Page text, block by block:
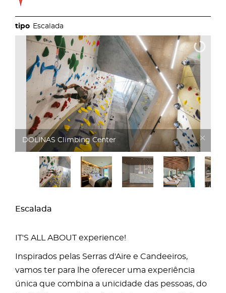
Escalada
DOLINAS Climbing Center
Escalada
IT'S ALL ABOUT experience!
Inspirados pelas Serras d'Aire e Candeeiros,
vamos ter para lhe oferecer uma experiência
única que combina a unicidade das pessoas, do